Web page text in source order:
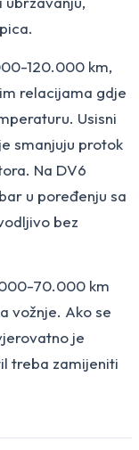
120.000 km,
relacijama gdje
Usisni
smanjuju protok
Na DV6
u poređenju sa
bez
70.000 km
vožnje. Ako se
je
treba zamijeniti